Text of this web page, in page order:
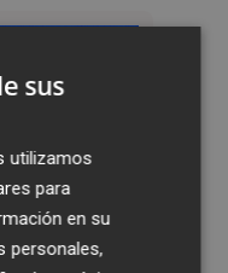
sus
utilizamos
para
en su
personales,